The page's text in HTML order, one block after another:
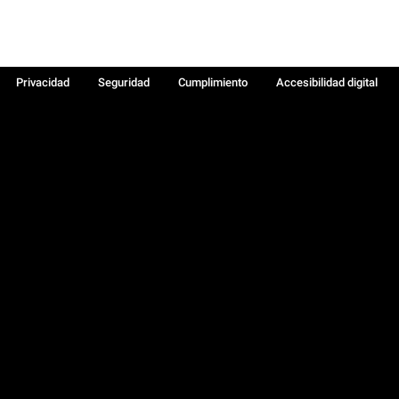
Privacidad Seguridad Cumplimiento
Accesibilidad digital